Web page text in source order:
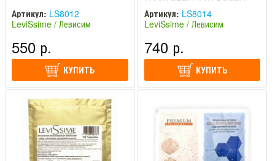
Артикул: LS8012
LeviSsime / Левисим
550 р.
КУПИТЬ
MASK PERUVIAN POPPY
AND CORNFLOWER
LeviSsime / Левиссим
Артикул: LS8014
LeviSsime / Левисим
740 р.
КУПИТЬ